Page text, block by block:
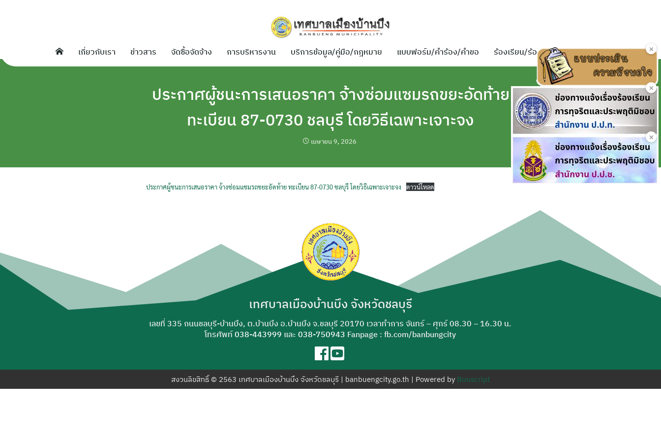
เกี่ยวกับเรา ข่าวสาร จัดซื้อจัดจ้าง การบริหารงาน บริการข้อมูล/คู่มือ/กฎหมาย แบบฟอร์ม/คำร้อง/คำขอ ร้องเรียน/ร้องทุกข์ ติดต่อเรา
สำหรับ:
ประกาศผู้ชนะการเสนอราคา จ้างซ่อมแซมรถขยะอัดท้าย
ทะเบียน 87-0730 ชลบุรี โดยวิธีเฉพาะเจาะจง
เมษายน 9, 2026
ประกาศผู้ชนะการเสนอราคา จ้างซ่อมแซมรถขยะอัดท้าย ทะเบียน 87-0730 ชลบุรี โดยวิธีเฉพาะเจาะจง ดาวน์โหลด
เทศบาลเมืองบ้านบึง จังหวัดชลบุรี
เลขที่ 335 ถนนชลบุรี-บ้านบึง, ต.บ้านบึง อ.บ้านบึง จ.ชลบุรี 20170 เวลาทำการ จันทร์ – ศุกร์ 08.30 – 16.30 น.
โทรศัพท์038-443999 และ038-750943 Fanpage : fb.com/banbungcity
สงวนลิขสิทธิ์ © 2563 เทศบาลเมืองบ้านบึง จังหวัดชลบุรี | banbuengcity.go.th | Powered by Buuscript
×
×
×